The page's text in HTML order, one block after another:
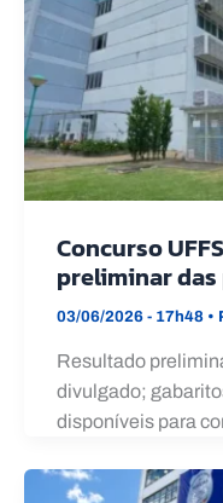
Concurso
preliminar das
03/06/2026 - 17h48 •
Resultado
divulgado;
disponíveis para